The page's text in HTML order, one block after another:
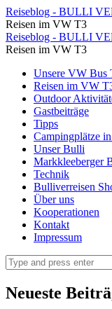
⋆
Reiseblog
-
BULLI
VERREISEN
Reiseblog - BULLI
Reisen im VW T3
⋆
Reiseblog
BULLI
VERREISEN
Reiseblog - BULLI
Reisen im VW T3
Skip
content
Unsere VW Bus
Reisen im VW
Outdoor
Gastbeiträge
Tipps
Campingplätze
Unser Bulli
Markkleeberger
Technik
Bulliverreisen
Über uns
Kooperationen
Kontakt
Impressum
Search
Neueste